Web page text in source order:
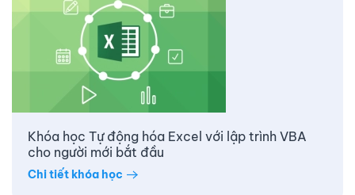
Khóa học Tự động hóa Excel với lập trình VBA
cho người mới bắt đầu
Chi tiết khóa học